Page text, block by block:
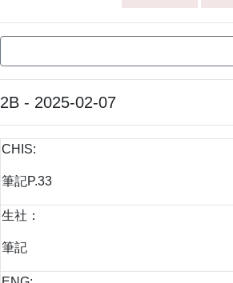
2B - 2025-02-07
CHIS:
筆記P.33
生社：
筆記